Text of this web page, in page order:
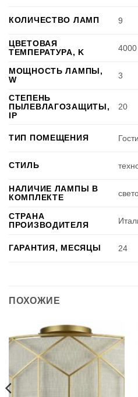
КОЛИЧЕСТВО ЛАМП 9
ЦВЕТОВАЯ
ТЕМПЕРАТУРА, K
4000
МОЩНОСТЬ ЛАМПЫ,
W
3
СТЕПЕНЬ
ПЫЛЕВЛАГОЗАЩИТЫ,
IP
20
ТИП ПОМЕЩЕНИЯ
СТИЛЬ
НАЛИЧИЕ ЛАМПЫ В
КОМПЛЕКТЕ
СТРАНА
ПРОИЗВОДИТЕЛЯ
ГАРАНТИЯ, МЕСЯЦЫ 24
ПОХОЖИЕ